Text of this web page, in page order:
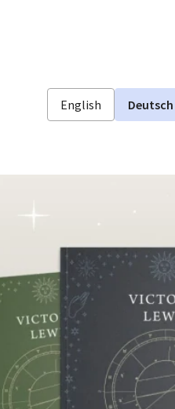
English Deutsch